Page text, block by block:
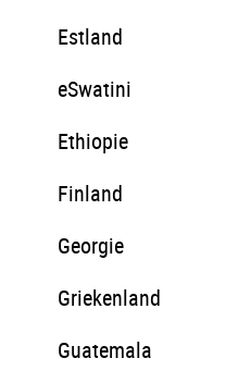
Estland
eSwatini
Ethiopie
Finland
Georgie
Griekenland
Guatemala